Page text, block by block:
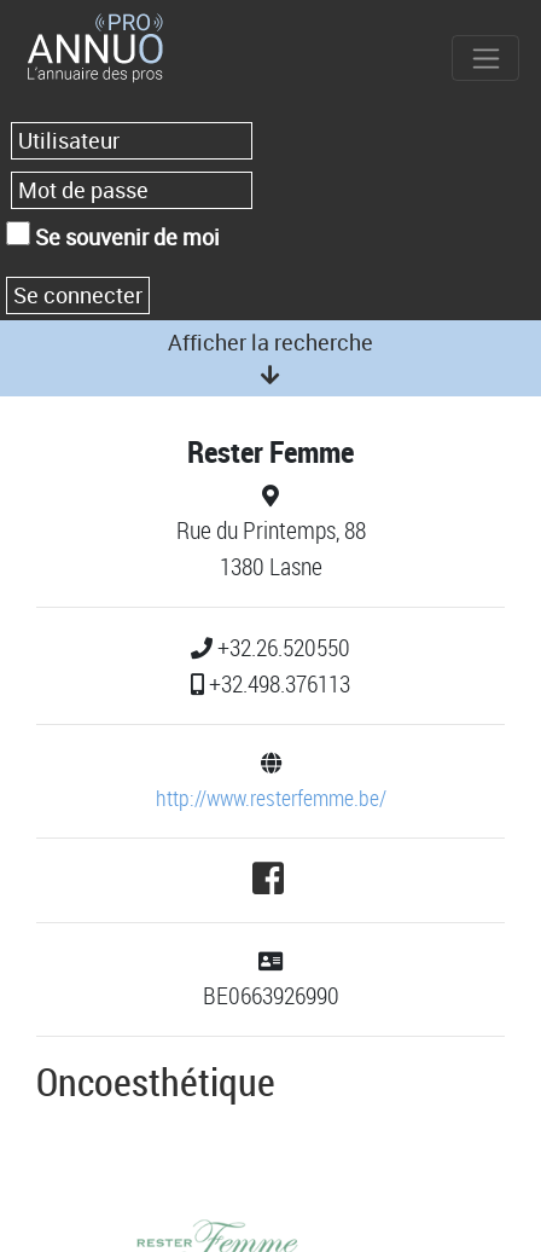
Se souvenir de moi
Afficher la recherche
Rester Femme
Rue du Printemps, 88
1380 Lasne
+32.26.520550
+32.498.376113
http://www.resterfemme.be/
BE0663926990
Oncoesthétique